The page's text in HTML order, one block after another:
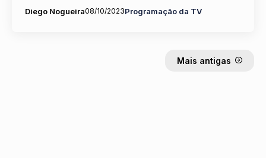
Diego Nogueira08/10/2023Programação da TV
Mais antigas